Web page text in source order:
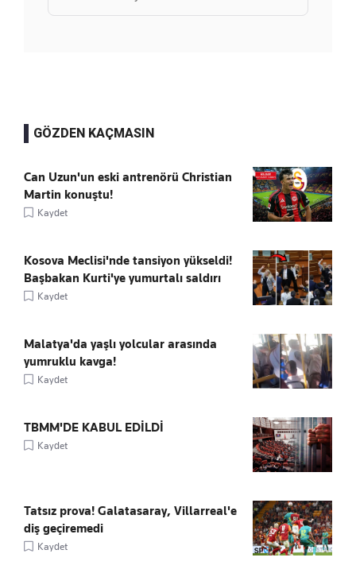
GÖZDEN KAÇMASIN
Can Uzun'un eski antrenörü Christian
Martin konuştu!
Kaydet
Kosova Meclisi'nde tansiyon yükseldi!
Başbakan Kurti'ye yumurtalı saldırı
Kaydet
Malatya'da yaşlı yolcular arasında
yumruklu kavga!
Kaydet
TBMM'DE KABUL EDİLDİ
Kaydet
Tatsız prova! Galatasaray, Villarreal'e
diş geçiremedi
Kaydet